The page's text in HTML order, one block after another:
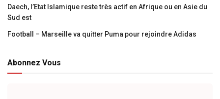
Daech, l’Etat Islamique reste très actif en Afrique ou en Asie du
Sud est
Football – Marseille va quitter Puma pour rejoindre Adidas
Abonnez Vous